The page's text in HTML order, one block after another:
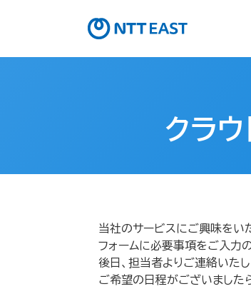
クラ
当社のサービスにご興味をい
フォームに必要事項をご入力の
後日、担当者よりご連絡いたし
ご希望の日程がございました